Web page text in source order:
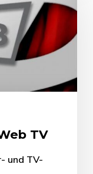
TV
und TV-